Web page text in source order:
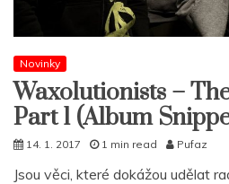
Novinky
Waxolutionists –
Part 1 (Album
14. 1. 2017 1 min read Pufaz
Jsou věci, které dokážou udělat